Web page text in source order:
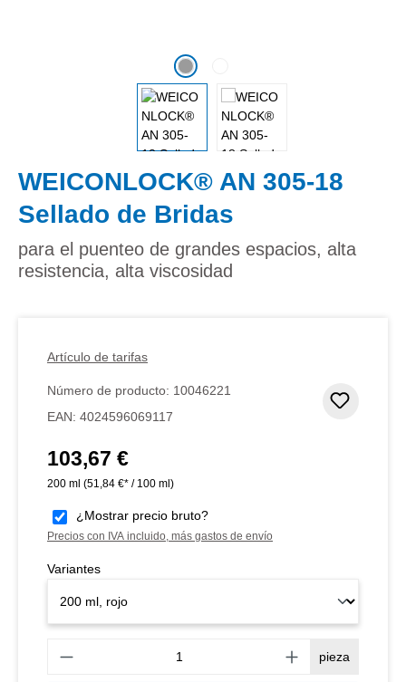
WEICONLOCK® AN 305-18
Sellado de Bridas
para el puenteo de grandes espacios, alta
resistencia, alta viscosidad
Artículo de tarifas
Número de producto: 10046221
EAN: 4024596069117
Precio normal:
103,67 €
200 ml (51,84 €* / 100 ml)
¿Mostrar precio bruto?
Precios con IVA incluido, más gastos de envío
Variantes
pieza